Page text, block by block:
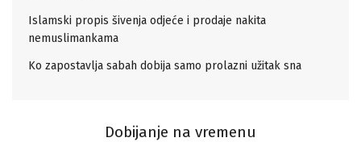
Islamski propis šivenja odjeće i prodaje nakita
nemuslimankama
Ko zapostavlja sabah dobija samo prolazni užitak sna
Dobijanje na vremenu